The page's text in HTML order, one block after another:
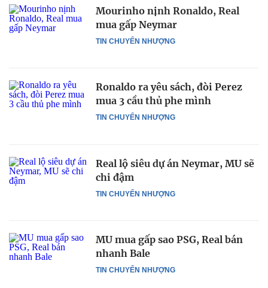
TIN CHUYỂN NHƯỢNG
Mourinho nịnh Ronaldo, Real
mua gấp Neymar
TIN CHUYỂN NHƯỢNG
Ronaldo ra yêu sách, đòi Perez
mua 3 cầu thủ phe mình
TIN CHUYỂN NHƯỢNG
Real lộ siêu dự án Neymar, MU sẽ
chi đậm
TIN CHUYỂN NHƯỢNG
MU mua gấp sao PSG, Real bán
nhanh Bale